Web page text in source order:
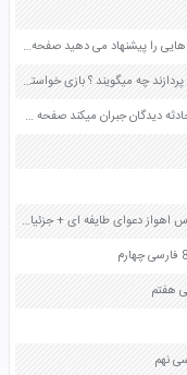
برای اینکه حالت پشیمانی به ترک گناه بینجامد چه راه حل هایی را پیشنهاد می دهید صفحه 89 دین و زندگی دوازدهم
به مجموعه ای از نوازندگان که باهم به اجرای موسیقی می پردازند چه میگویند ؟ بازی خواستگاری جواب پاسخ
بیمه زلزله واحد های مسکونی چه خسارت هایی را برای حادثه دیدگان جبران میکند صفحه 92 آمادگی دفاعی نهم
ماجرای تیراندازی قتل کشته شدن مرگ در محله کوی مدرس اهواز دعوای طایفه ای + جزئیات